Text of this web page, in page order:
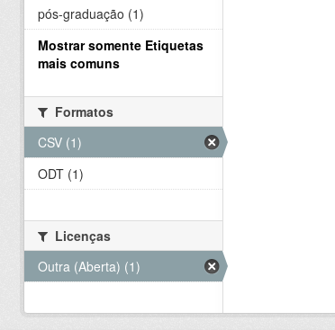
pós-graduação (1)
Mostrar somente Etiquetas
mais comuns
Formatos
CSV (1)
ODT (1)
Licenças
Outra (Aberta) (1)